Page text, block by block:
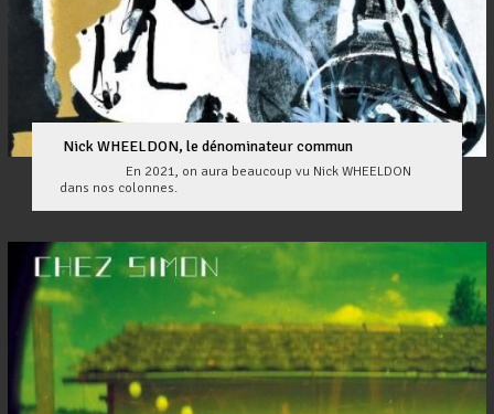
Nick WHEELDON, le dénominateur commun
En 2021, on aura beaucoup vu Nick WHEELDON
dans nos colonnes.